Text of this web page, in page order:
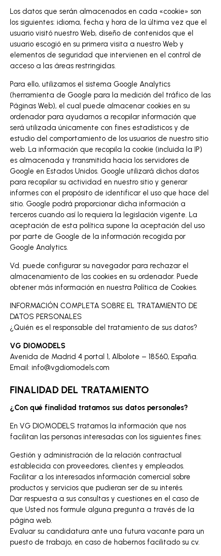
Los datos que serán almacenados en cada «cookie» son
los siguientes: idioma, fecha y hora de la última vez que el
usuario visitó nuestro Web, diseño de contenidos que el
usuario escogió en su primera visita a nuestro Web y
elementos de seguridad que intervienen en el control de
acceso a las áreas restringidas.
Para ello, utilizamos el sistema Google Analytics
(herramienta de Google para la medición del tráfico de las
Páginas Web), el cual puede almacenar cookies en su
ordenador para ayudarnos a recopilar información que
será utilizada únicamente con fines estadísticos y de
estudio del comportamiento de los usuarios de nuestro sitio
web. La información que recopila la cookie (incluida la IP)
es almacenada y transmitida hacia los servidores de
Google en Estados Unidos. Google utilizará dichos datos
para recopilar su actividad en nuestro sitio y generar
informes con el propósito de identificar el uso que hace del
sitio. Google podrá proporcionar dicha información a
terceros cuando así lo requiera la legislación vigente. La
aceptación de esta política supone la aceptación del uso
por parte de Google de la información recogida por
Google Analytics.
Vd. puede configurar su navegador para rechazar el
almacenamiento de las cookies en su ordenador. Puede
obtener más información en nuestra Política de Cookies.
INFORMACIÓN COMPLETA SOBRE EL TRATAMIENTO DE
DATOS PERSONALES
¿Quién es el responsable del tratamiento de sus datos?
VG DIOMODELS
Avenida de Madrid 4 portal 1, Albolote – 18560, España.
Email: info@vgdiomodels.com
FINALIDAD DEL TRATAMIENTO
¿Con qué finalidad tratamos sus datos personales?
En VG DIOMODELS tratamos la información que nos
facilitan las personas interesadas con los siguientes fines:
Gestión y administración de la relación contractual
establecida con proveedores, clientes y empleados.
Facilitar a los interesados información comercial sobre
productos y servicios que pudieran ser de su interés.
Dar respuesta a sus consultas y cuestiones en el caso de
que Usted nos formule alguna pregunta a través de la
página web.
Evaluar su candidatura ante una futura vacante para un
puesto de trabajo, en caso de habernos facilitado su cv.